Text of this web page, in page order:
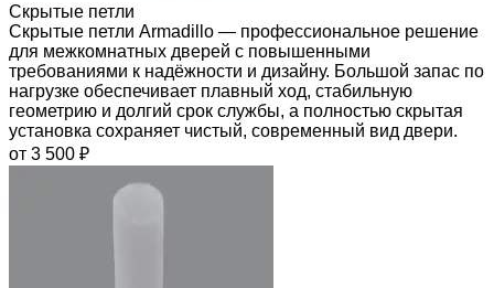
Скрытые петли
Скрытые петли Armadillo — профессиональное решение
для межкомнатных дверей с повышенными
требованиями к надёжности и дизайну. Большой запас по
нагрузке обеспечивает плавный ход, стабильную
геометрию и долгий срок службы, а полностью скрытая
установка сохраняет чистый, современный вид двери.
от 3 500 ₽